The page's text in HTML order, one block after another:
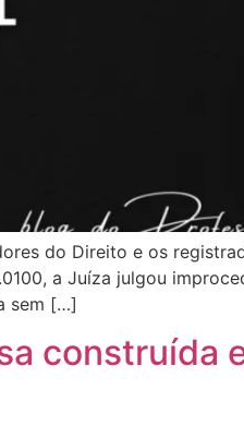
do Direito e os
a Juíza julgou
sem […]
construída